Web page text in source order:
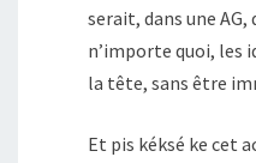
serait, dans une AG,
n’importe quoi, les
la tête, sans être
Et pis kéksé ke cet